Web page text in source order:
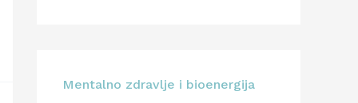
Mentalno zdravlje i bioenergija